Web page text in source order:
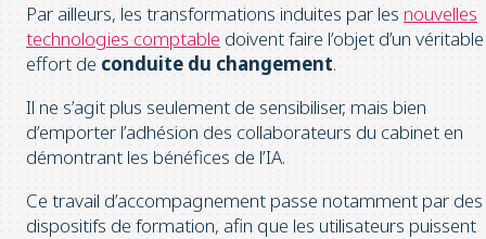
Par ailleurs, les transformations induites par les nouvelles
technologies comptable doivent faire l’objet d’un véritable
effort de conduite du changement.
Il ne s’agit plus seulement de sensibiliser, mais bien
d’emporter l’adhésion des collaborateurs du cabinet en
démontrant les bénéfices de l’IA.
Ce travail d’accompagnement passe notamment par des
dispositifs de formation, afin que les utilisateurs puissent